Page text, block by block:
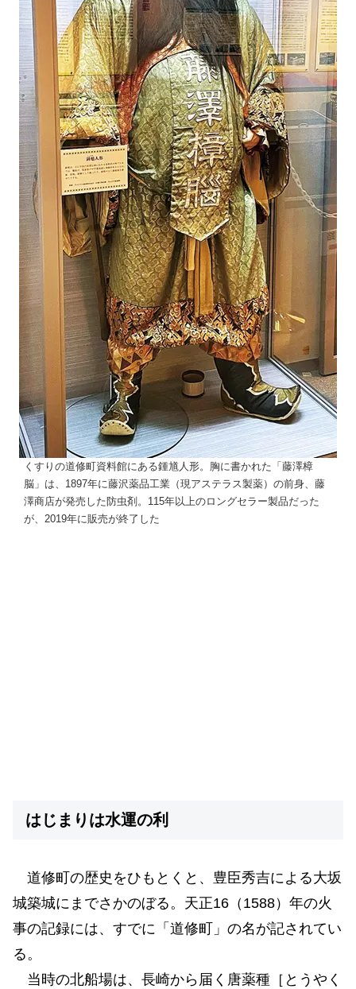
くすりの道修町資料館にある鍾馗人形。胸に書かれた「藤澤樟
脳」は、1897年に藤沢薬品工業（現アステラス製薬）の前身、藤
澤商店が発売した防虫剤。115年以上のロングセラー製品だった
が、2019年に販売が終了した
はじまりは水運の利
道修町の歴史をひもとくと、豊臣秀吉による大坂
城築城にまでさかのぼる。天正16（1588）年の火
事の記録には、すでに「道修町」の名が記されてい
る。
当時の北船場は、長崎から届く唐薬種［とうやく